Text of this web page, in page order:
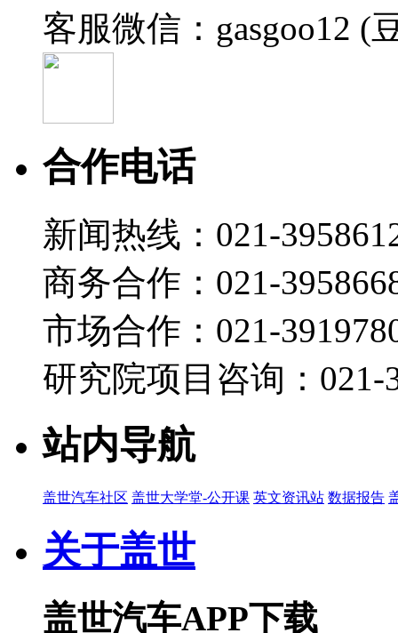
客服微信：gasgoo12 (
合作电话
新闻热线：021-
商务合作：021-
市场合作：021-
研究院项目咨询：021-
站内导航
盖世汽车社区 盖世大学堂-公开课 英文资讯站 数据报告
关于盖世
盖世汽车APP下载